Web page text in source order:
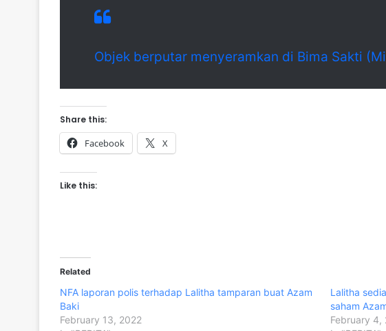
Objek berputar menyeramkan di Bima Sakti
Share this:
Facebook X
Like this:
Related
NFA laporan polis terhadap Lalitha tamparan buat Azam
Baki
February 13, 2022
Lalitha
saham
February 4,